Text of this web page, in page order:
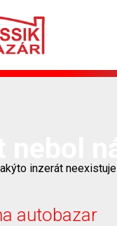
inzerát neexistuje
autobazar